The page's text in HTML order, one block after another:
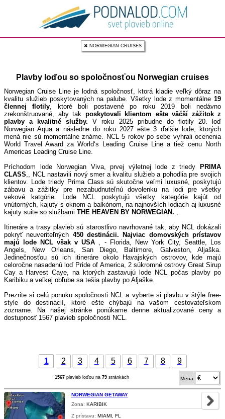
✖ NORWEGIAN CRUISES
Plavby loďou so spoločnosťou Norwegian cruises
Norwegian Cruise Line je lodná spoločnosť, ktorá kladie veľký dôraz na
kvalitu služieb poskytovaných na palube. Všetky lode z momentálne 19
člennej flotily , ktoré boli postavené po roku 2019 boli nedávno
zrekonštruované, aby tak poskytovali klientom ešte väčší zážitok z
plavby a kvalitné služby.V roku 2025 pribudne do flotily 20. loď
Norwegian Aqua a následne do roku 2027 ešte 3 ďalšie lode, ktorých
mená nie sú momentálne známe. NCL 5 rokov po sebe vyhrali ocenenia
World Travel Award za World‘s Leading Cruise Line a tiež cenu North
Americas Leading Cruise Line.
Príchodom lode Norwegian Viva, prvej výletnej lode z triedy PRIMA
CLASS ,, NCL nastavili nový smer a kvalitu služieb a pohodlia pre svojich
klientov. Lode triedy Prima Class sú skutočne veľmi luxusné, poskytujú
zábavu a zážitky pre nezabudnuteľnú dovolenku na lodi pre všetky
vekové katgórie. Lode NCL poskytujú všetky kategórie kajút od
vnútorných, kajuty s oknom a balkónom, na najnovších lodiach aj luxusné
kajuty suite so službami THE HEAVEN BY NORWEGIAN.
Itineráre a trasy plavieb sú starostlivo navrhované tak, aby NCL dokázali
pokryť neuveriteľných 450 destinácii. Najviac domovských prístavov
majú lode NCL však v USA
, - Florida, New York City, Seattle, Los
Angels, New Orleans, San Diego, Baltimore, Galveston, Aljaška.
Jedinečnosťou sú ich itineráre okolo Havajských ostrovov, kde majú
celoročne nasadenú loď Pride of America, 2 súkromné ostrovy Great Sirup
Cay a Harvest Caye, na ktorých zastavujú lode NCL počas plavby po
Karibiku a veľkej obľube sa tešia plavby po Aljaške.
Prezrite si celú ponuku spoločnosti NCL a vyberte si plavbu v štýle free-
style do destinácií, ktoré ešte chýbajú na vašom cestovateľskom
zozname. Na našej stránke ponúkame denne aktualizované ceny a
dostupnosť 1567 plavieb spoločnosti NCL.
1 2 3 4 5 6 7 8 9
1567plavieb loďou na 79stránkách Mena
NORWEGIAN GETAWAY
Zona: KARIBIK
Z prístavu: MIAMI, FL